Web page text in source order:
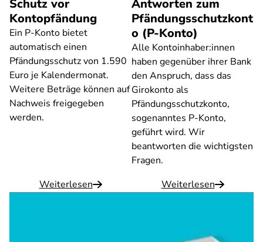
Schutz vor
Kontopfändung
Ein P-Konto bietet
automatisch einen
Pfändungsschutz von 1.590
Euro je Kalendermonat.
Weitere Beträge können auf
Nachweis freigegeben
werden.
Weiterlesen
Antworten zum
Pfändungsschutzkont
o (P-Konto)
Alle Kontoinhaber:innen
haben gegenüber ihrer Bank
den Anspruch, dass das
Girokonto als
Pfändungsschutzkonto,
sogenanntes P-Konto,
geführt wird. Wir
beantworten die wichtigsten
Fragen.
Weiterlesen